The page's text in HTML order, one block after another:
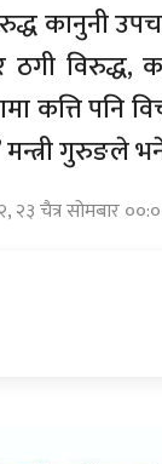
कानुनी
ठगी विरुद्ध,
कत्ति
गुरुङले
२३ चैत्र सोमबार